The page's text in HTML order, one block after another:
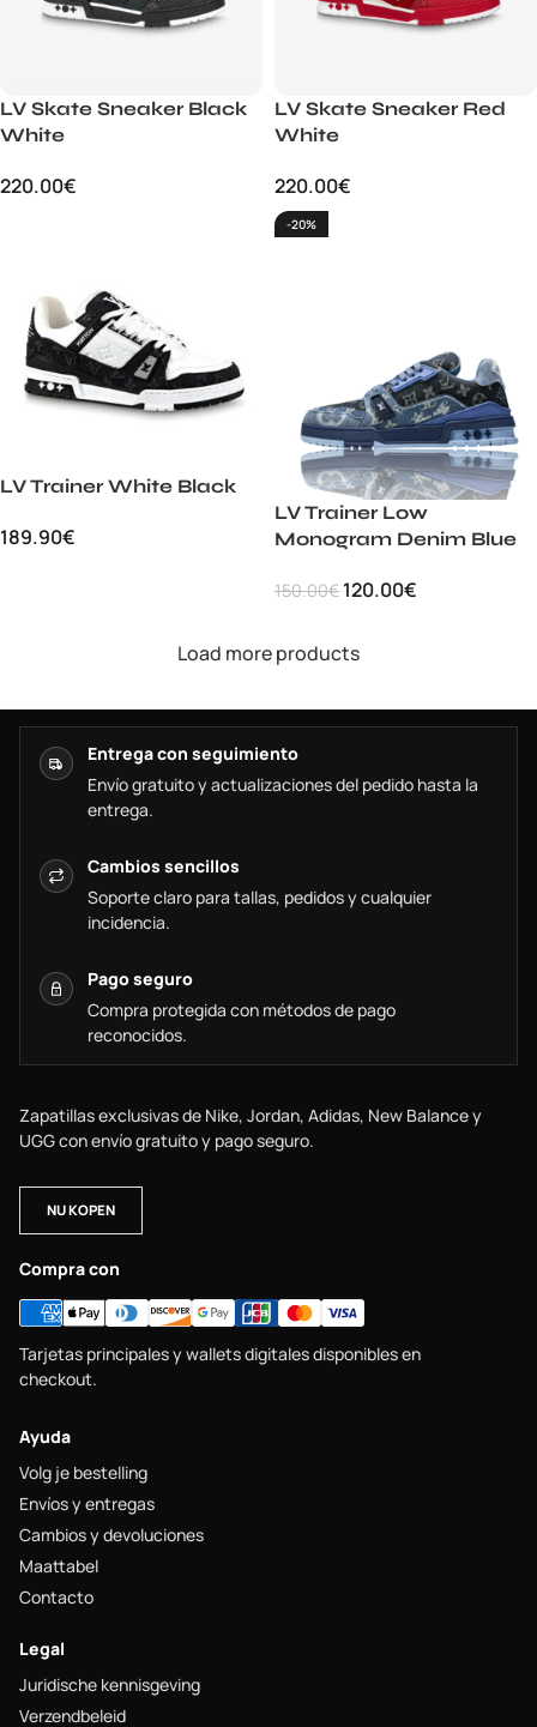
LV Skate Sneaker Black
White
220.00€
LV Skate Sneaker Red
White
220.00€
LV Trainer White Black
189.90€
-20%
LV Trainer Low
Monogram Denim Blue
150.00€ 120.00€
Load more products
Entrega con seguimiento
Envío gratuito y actualizaciones del pedido hasta la
entrega.
Cambios sencillos
Soporte claro para tallas, pedidos y cualquier
incidencia.
Pago seguro
Compra protegida con métodos de pago
reconocidos.
Zapatillas exclusivas de Nike, Jordan, Adidas, New Balance y
UGG con envío gratuito y pago seguro.
NU KOPEN
Compra con
Tarjetas principales y wallets digitales disponibles en
checkout.
Ayuda
Volg je bestelling
Envíos y entregas
Cambios y devoluciones
Maattabel
Contacto
Legal
Juridische kennisgeving
Verzendbeleid